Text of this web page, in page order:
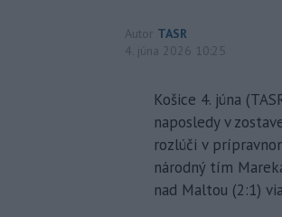
Autor TASR
4. júna 2026 10:25
Košice 4. júna
naposledy v
rozlúči v
národný tím
nad Maltou (2:1)